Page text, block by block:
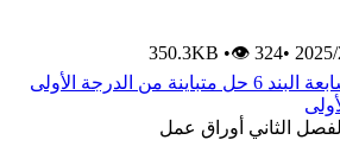
350.3KB • 👁
أوراق عمل